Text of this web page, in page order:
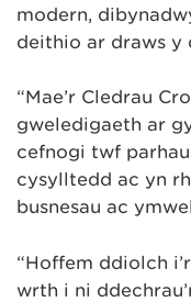
modern,
deithio ar draws y
“Mae’r Cledrau
gweledigaeth ar
cefnogi twf
cysylltedd ac yn
busnesau ac
“Hoffem ddiolch
wrth i ni